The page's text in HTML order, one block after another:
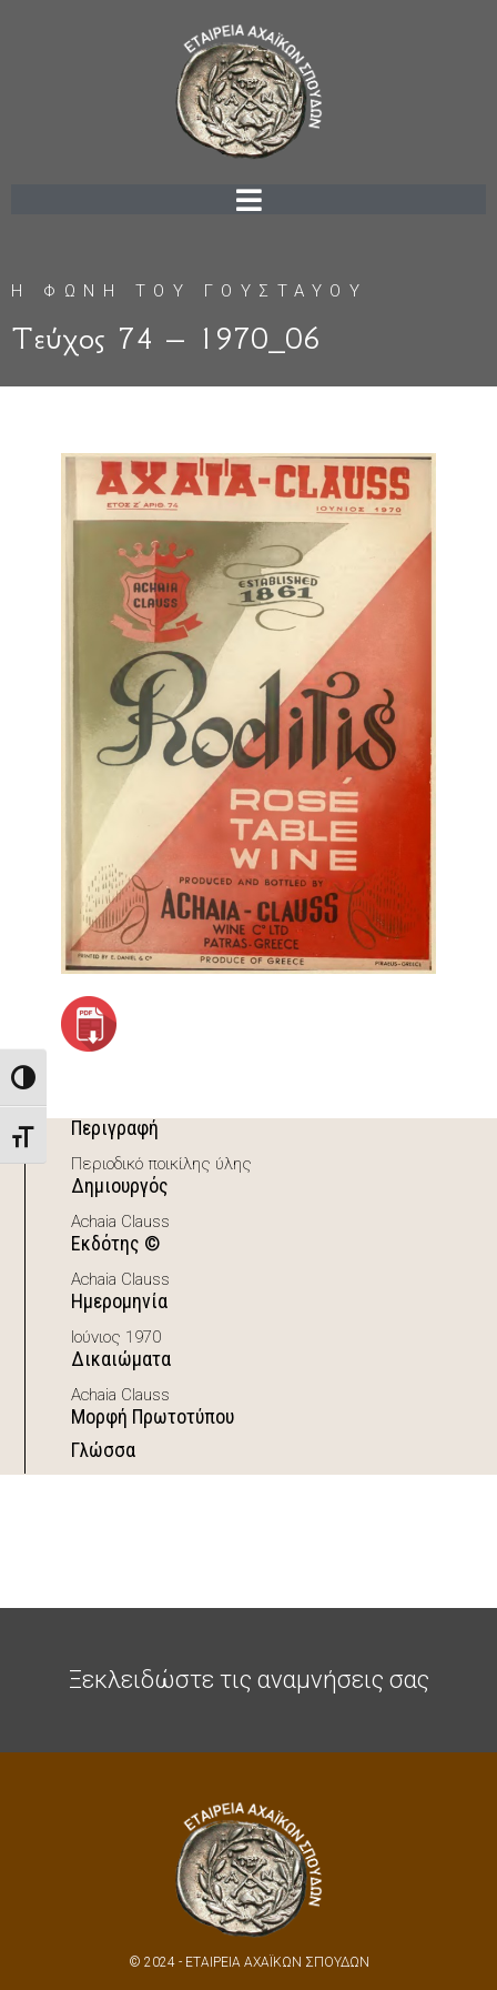
Toggle High Contrast
Toggle Font size
Η ΦΩΝΗ ΤΟΥ ΓΟΥΣΤΑΥΟΥ
Τεύχος 74 – 1970_06
Περιγραφή
Περιοδικό ποικίλης ύλης
Δημιουργός
Achaia Clauss
Εκδότης ©
Achaia Clauss
Ημερομηνία
Ιούνιος 1970
Δικαιώματα
Achaia Clauss
Μορφή Πρωτοτύπου
Γλώσσα
Ξεκλειδώστε τις αναμνήσεις σας
© 2024 - ΕΤΑΙΡΕΙΑ ΑΧΑΪΚΩΝ ΣΠΟΥΔΩΝ